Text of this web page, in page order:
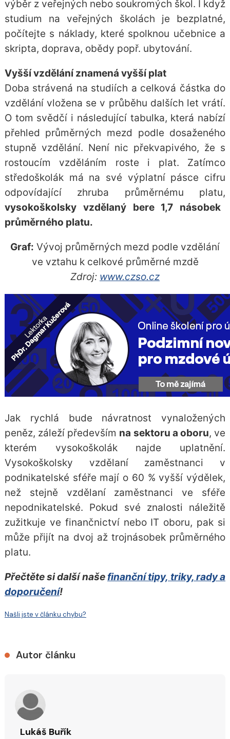
výběr z veřejných nebo soukromých škol. I když
studium na veřejných školách je bezplatné,
počítejte s náklady, které spolknou učebnice a
skripta, doprava, obědy popř. ubytování.
Vyšší vzdělání znamená vyšší plat
Doba strávená na studiích a celková částka do
vzdělání vložena se v průběhu dalších let vrátí.
O tom svědčí i následující tabulka, která nabízí
přehled průměrných mezd podle dosaženého
stupně vzdělání. Není nic překvapivého, že s
rostoucím vzděláním roste i plat. Zatímco
středoškolák má na své výplatní pásce cifru
odpovídající zhruba průměrnému platu,
vysokoškolsky vzdělaný bere 1,7 násobek
průměrného platu.
Graf: Vývoj průměrných mezd podle vzdělání
ve vztahu k celkové průměrné mzdě
Zdroj: www.czso.cz
Jak rychlá bude návratnost vynaložených
peněz, záleží především na sektoru a oboru, ve
kterém vysokoškolák najde uplatnění.
Vysokoškolsky vzdělaní zaměstnanci v
podnikatelské sféře mají o 60 % vyšší výdělek,
než stejně vzdělaní zaměstnanci ve sféře
nepodnikatelské. Pokud své znalosti náležitě
zužitkuje ve finančnictví nebo IT oboru, pak si
může přijít na dvoj až trojnásobek průměrného
platu.
Přečtěte si další naše finanční tipy, triky, rady a
doporučení!
Našli jste v článku chybu?
Autor článku
Lukáš Buřík